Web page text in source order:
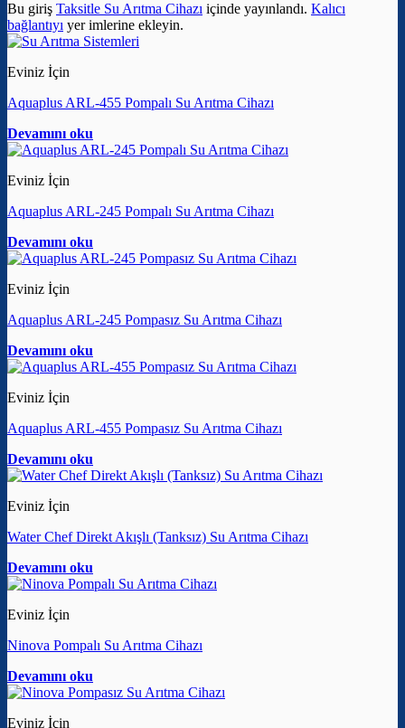
Bu giriş Taksitle Su Arıtma Cihazı içinde yayınlandı. Kalıcı
bağlantıyı yer imlerine ekleyin.
Eviniz İçin
Aquaplus ARL-455 Pompalı Su Arıtma Cihazı
Devamını oku
Eviniz İçin
Aquaplus ARL-245 Pompalı Su Arıtma Cihazı
Devamını oku
Eviniz İçin
Aquaplus ARL-245 Pompasız Su Arıtma Cihazı
Devamını oku
Eviniz İçin
Aquaplus ARL-455 Pompasız Su Arıtma Cihazı
Devamını oku
Eviniz İçin
Water Chef Direkt Akışlı (Tanksız) Su Arıtma Cihazı
Devamını oku
Eviniz İçin
Ninova Pompalı Su Arıtma Cihazı
Devamını oku
Eviniz İçin